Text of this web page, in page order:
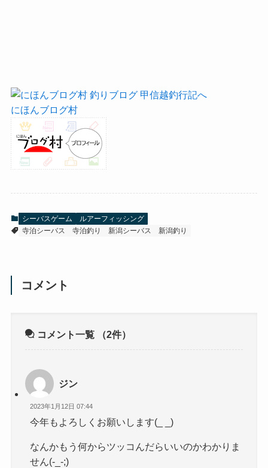
にほんブログ村
シーバスゲーム
ルアーフィッシング
寺泊シーバス
寺泊釣り 新潟シーバス 新潟釣り
コメント
コメント一覧 （2件）
ジン
2023年1月12日 07:44
今年もよろしくお願いします(_ _)
なんかもう何からツッコんだらいいのかわかりま
せん(-_-;)